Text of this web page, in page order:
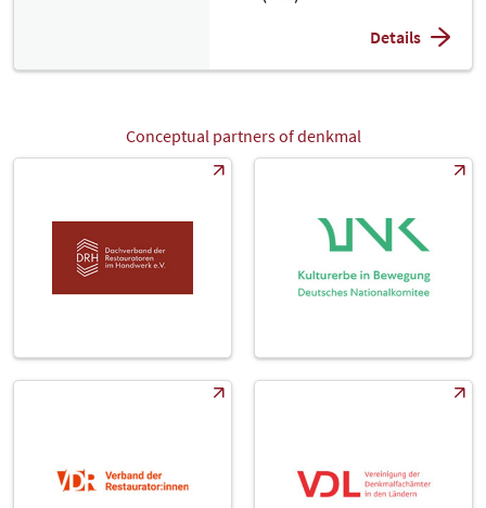
Details
Conceptual partners of denkmal